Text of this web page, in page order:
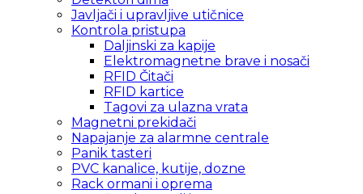
Javljači i upravljive utičnice
Kontrola pristupa
Daljinski za kapije
Elektromagnetne brave i nosači
RFID Čitači
RFID kartice
Tagovi za ulazna vrata
Magnetni prekidači
Napajanje za alarmne centrale
Panik tasteri
PVC kanalice, kutije, dozne
Rack ormani i oprema